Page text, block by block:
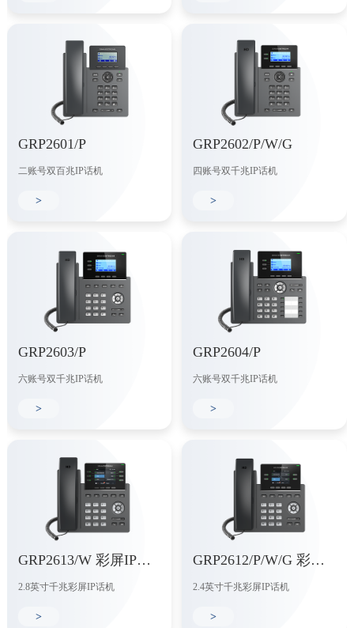
GRP2601/P
二账号双百兆IP话机
>
GRP2602/P/W/G
四账号双千兆IP话机
>
GRP2603/P
六账号双千兆IP话机
>
GRP2604/P
六账号双千兆IP话机
>
GRP2613/W 彩屏IP电话
2.8英寸千兆彩屏IP话机
>
GRP2612/P/W/G 彩屏IP电话
2.4英寸千兆彩屏IP话机
>